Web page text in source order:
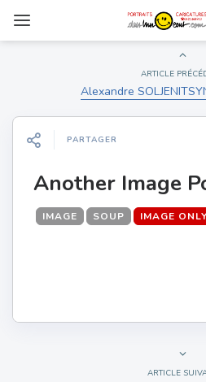
ARTICLE
Alexandre
PARTAGER
Another Image
IMAGE SOUP IMAGE
ARTICLE